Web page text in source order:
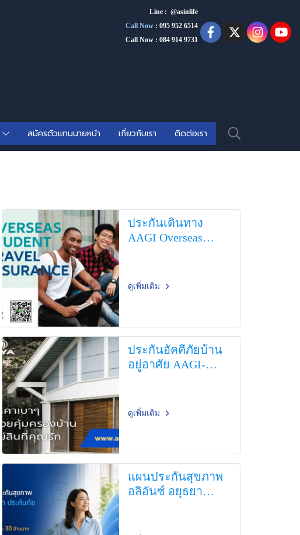
Line : @asinlife
Call Now : 095 952 6514
Call Now : 084 914 9731
สมัครตัวแทนนายหน้า เกี่ยวกับเรา ติดต่อเรา
ประกันเดินทาง
AAGI Overseas
ดูเพิ่มเติม
ประกันอัคคีภัยบ้าน
อยู่อาศัย AAGI-
ดูเพิ่มเติม
แผนประกันสุขภาพ
อลิอันซ์ อยุธยา